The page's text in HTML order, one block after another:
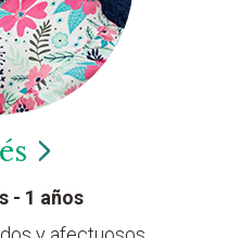
- 1 años